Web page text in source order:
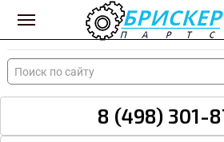
Вход для поставщиков
8 (498) 301-